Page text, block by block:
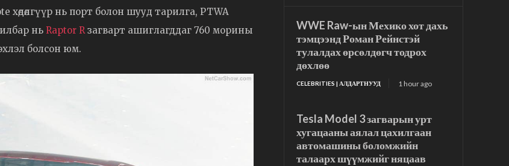
нь порт болон шууд тарилга, PTWA
нь Raptor Rзагварт ашиглагддаг 760 морины
болсон юм.
WWE Raw-ын Мехико хот дахь
тэмцээнд Роман Рейнстэй
тулалдах өрсөлдөгч тодрох
дөхлөө
CELEBRITIES | АЛДАРТНУУД 1 hour ago
Tesla Model 3 загварын урт
хугацааны аялал цахилгаан
автомашины боломжийн
талаарх шүүмжийг няцаав